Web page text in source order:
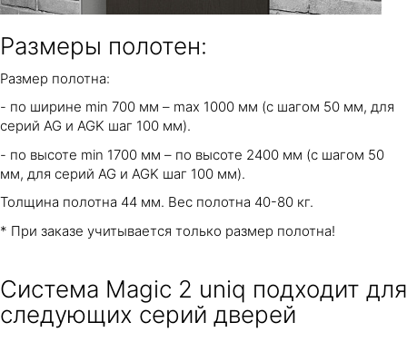
Размеры полотен:
Размер полотна:
- по ширине min 700 мм – max 1000 мм (с шагом 50 мм, для
серий AG и AGK шаг 100 мм).
- по высоте min 1700 мм – по высоте 2400 мм (с шагом 50
мм, для серий AG и AGK шаг 100 мм).
Толщина полотна 44 мм. Вес полотна 40-80 кг.
* При заказе учитывается только размер полотна!
Cистема Magic 2 uniq подходит для
следующих серий дверей